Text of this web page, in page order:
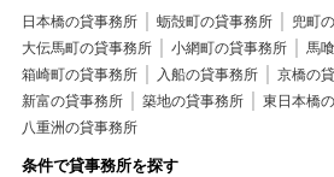
日本橋の貸事務所 蛎殻町の貸事務所
兜町
大伝馬町の貸事務所
小網町の貸事務所
馬
箱崎町の貸事務所
入船の貸事務所 京橋の
新富の貸事務所
築地の貸事務所 東日本橋
八重洲の貸事務所
条件で貸事務所を探す